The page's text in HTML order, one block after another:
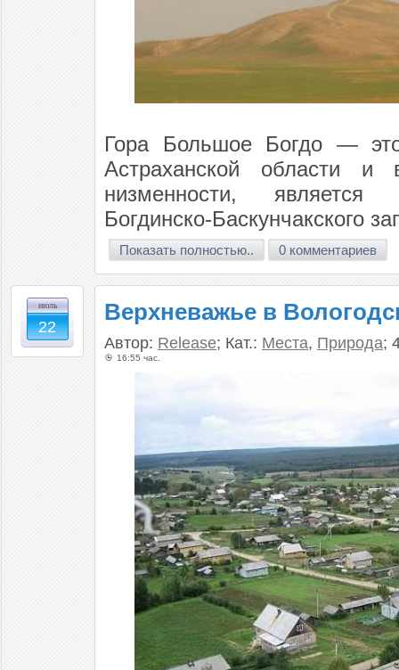
Гора Большое Богдо —
Астраханской области и
низменности, является
Богдинско-Баскунчакского
Показать полностью.. 0 комментариев
июль
22
Верхневажье в
Автор: Release; Кат.: Места, Природа;
16:55 час.